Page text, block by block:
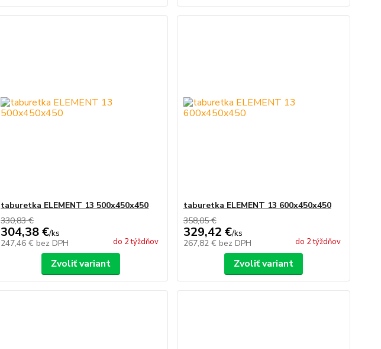
taburetka ELEMENT 13 500x450x450
330,83 €
304,38 €/ks
247,46 € bez DPH do 2 týždňov
Zvoliť variant
taburetka ELEMENT 13 600x450x450
358,05 €
329,42 €/ks
267,82 € bez DPH do 2 týždňov
Zvoliť variant